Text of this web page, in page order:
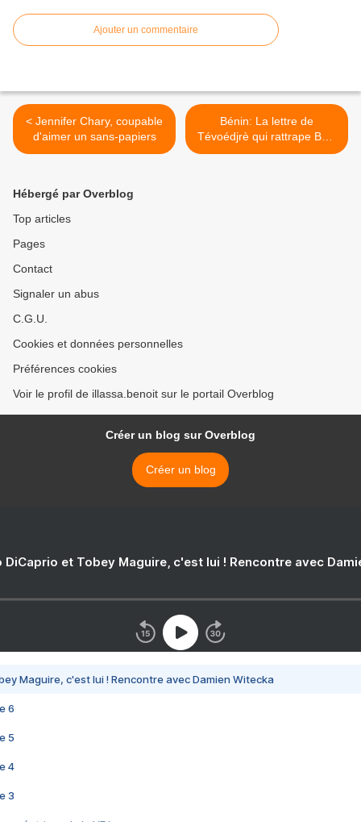
Ajouter un commentaire
< Jennifer Chary, coupable
d'aimer un sans-papiers
Bénin: La lettre de
Tévoédjrè qui rattrape Boni
Yayi >
Hébergé par Overblog
Top articles
Pages
Contact
Signaler un abus
C.G.U.
Cookies et données personnelles
Préférences cookies
Voir le profil de illassa.benoit sur le portail Overblog
Créer un blog sur Overblog
Créer un blog
DiCaprio et Tobey Maguire, c'est lui ! Rencontre avec
Maguire, c'est lui ! Rencontre avec Damien Witecka
6
5
4
3